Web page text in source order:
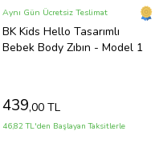
BK Kids Hello Tasarımlı
Bebek Body Zıbın - Model 1
Aynı Gün Ücretsiz Teslimat
439,00 TL
46,82 TL'den Başlayan Taksitlerle